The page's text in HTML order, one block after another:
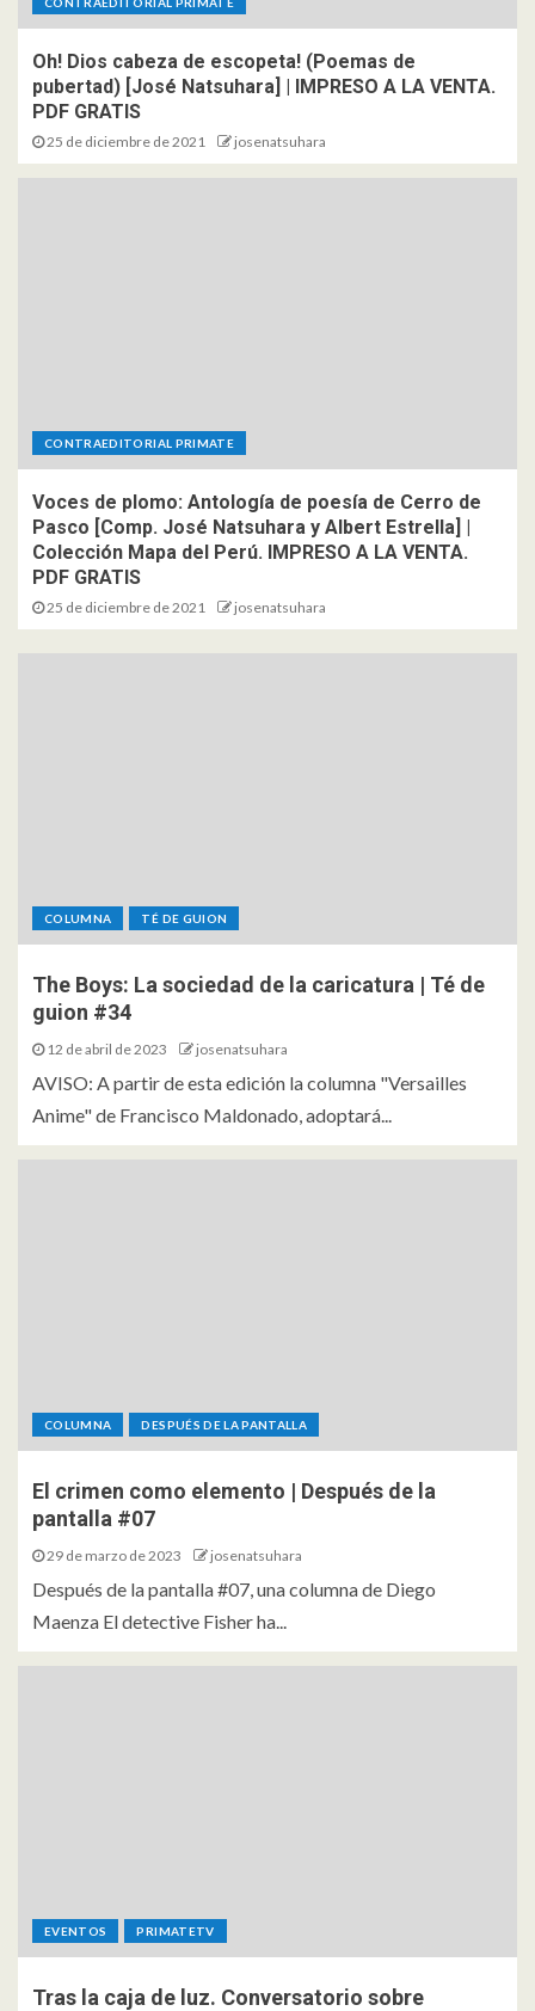
Oh! Dios cabeza de escopeta! (Poemas de
pubertad) [José Natsuhara] | IMPRESO A LA VENTA.
PDF GRATIS
25 de diciembre de 2021 josenatsuhara
CONTRAEDITORIAL PRIMATE
Voces de plomo: Antología de poesía de Cerro de
Pasco [Comp. José Natsuhara y Albert Estrella] |
Colección Mapa del Perú. IMPRESO A LA VENTA.
PDF GRATIS
25 de diciembre de 2021 josenatsuhara
COLUMNA TÉ DE GUION
The Boys: La sociedad de la caricatura | Té de
guion #34
12 de abril de 2023 josenatsuhara
AVISO: A partir de esta edición la columna "Versailles
Anime" de Francisco Maldonado, adoptará...
COLUMNA DESPUÉS DE LA PANTALLA
El crimen como elemento | Después de la
pantalla #07
29 de marzo de 2023 josenatsuhara
Después de la pantalla #07, una columna de Diego
Maenza El detective Fisher ha...
EVENTOS PRIMATETV
Tras la caja de luz. Conversatorio sobre